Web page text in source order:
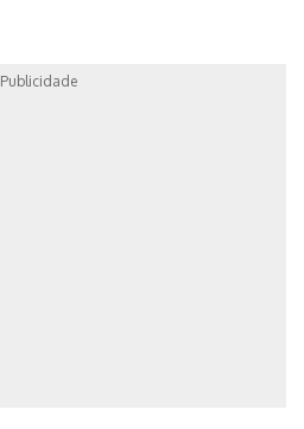
Publicidade